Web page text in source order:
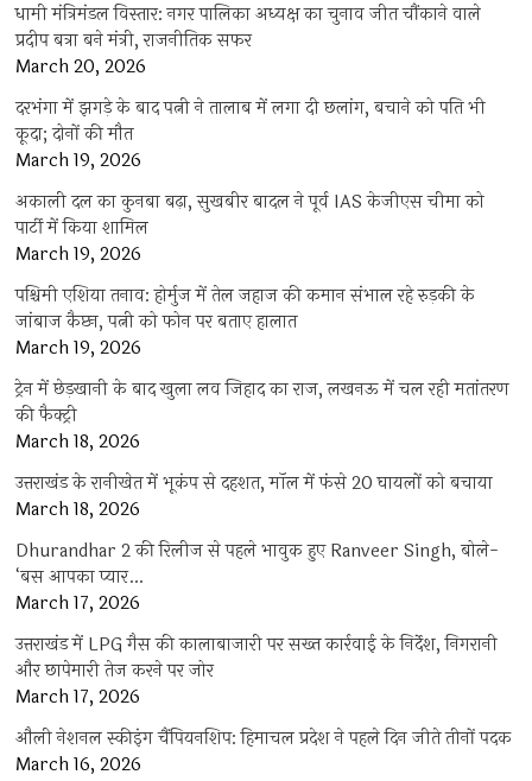
धामी मंत्रिमंडल विस्तार: नगर पालिका अध्यक्ष का चुनाव जीत चौंकाने वाले
प्रदीप बत्रा बने मंत्री, राजनीतिक सफर
March 20, 2026
दरभंगा में झगड़े के बाद पत्नी ने तालाब में लगा दी छलांग, बचाने को पति भी
कूदा; दोनों की मौत
March 19, 2026
अकाली दल का कुनबा बढ़ा, सुखबीर बादल ने पूर्व IAS केजीएस चीमा को
पार्टी में किया शामिल
March 19, 2026
पश्चिमी एशिया तनाव: होर्मुज में तेल जहाज की कमान संभाल रहे रुड़की के
जांबाज कैप्टन, पत्नी को फोन पर बताए हालात
March 19, 2026
ट्रेन में छेड़खानी के बाद खुला लव जिहाद का राज, लखनऊ में चल रही मतांतरण
की फैक्ट्री
March 18, 2026
उत्तराखंड के रानीखेत में भूकंप से दहशत, मॉल में फंसे 20 घायलों को बचाया
March 18, 2026
Dhurandhar 2 की रिलीज से पहले भावुक हुए Ranveer Singh, बोले-
‘बस आपका प्यार…
March 17, 2026
उत्तराखंड में LPG गैस की कालाबाजारी पर सख्त कार्रवाई के निर्देश, निगरानी
और छापेमारी तेज करने पर जोर
March 17, 2026
औली नेशनल स्कीइंग चैंपियनशिप: हिमाचल प्रदेश ने पहले दिन जीते तीनों पदक
March 16, 2026